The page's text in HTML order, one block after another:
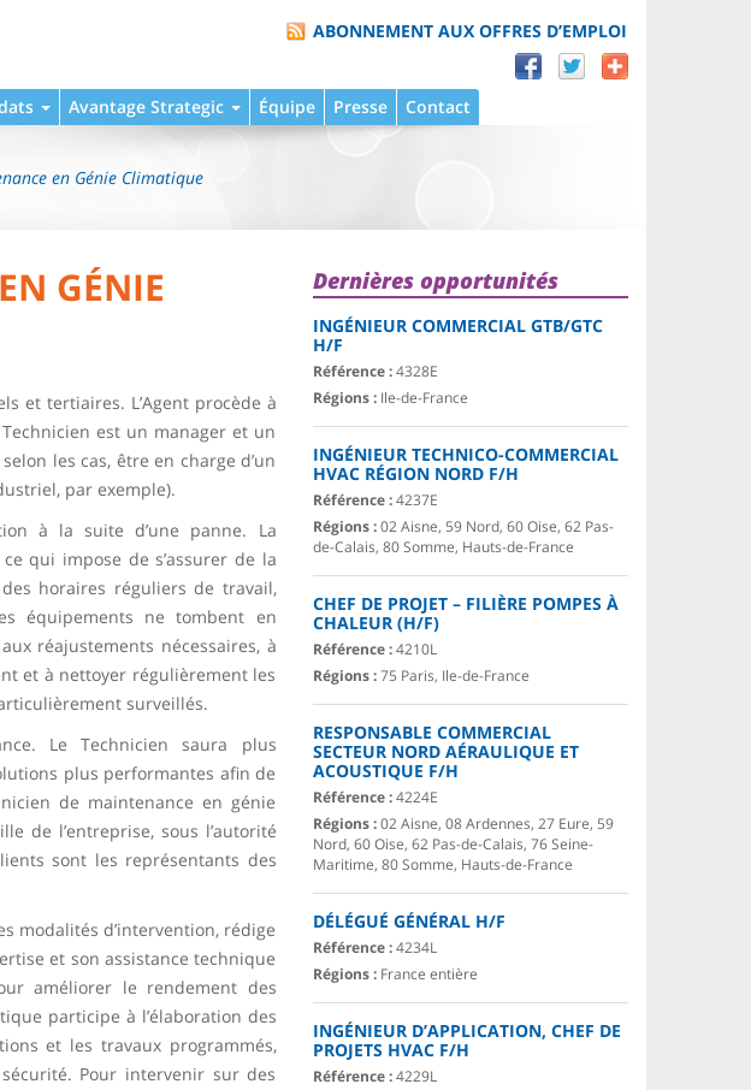
ABONNEMENT AUX OFFRES D’EMPLOI
Avantage Strategic Équipe Presse Contact
en Génie Climatique
GÉNIE
et tertiaires. L’Agent procède à
est un manager et un
les cas, être en charge d’un
par exemple).
à la suite d’une panne. La
qui impose de s’assurer de la
horaires réguliers de travail,
équipements ne tombent en
réajustements nécessaires, à
et à nettoyer régulièrement les
surveillés.
Le Technicien saura plus
plus performantes afin de
de maintenance en génie
de l’entreprise, sous l’autorité
sont les représentants des
modalités d’intervention, rédige
et son assistance technique
améliorer le rendement des
participe à l’élaboration des
et les travaux programmés,
Pour intervenir sur des
Dernières opportunités
INGÉNIEUR COMMERCIAL GTB/GTC
H/F
Référence :4328E
Régions :Ile-de-France
INGÉNIEUR TECHNICO-COMMERCIAL
HVAC RÉGION NORD F/H
Référence :4237E
Régions :02 Aisne, 59 Nord, 60 Oise, 62 Pas-
de-Calais, 80 Somme, Hauts-de-France
CHEF DE PROJET – FILIÈRE POMPES À
CHALEUR (H/F)
Référence :4210L
Régions :75 Paris, Ile-de-France
RESPONSABLE COMMERCIAL
SECTEUR NORD AÉRAULIQUE ET
ACOUSTIQUE F/H
Référence :4224E
Régions :02 Aisne, 08 Ardennes, 27 Eure, 59
Nord, 60 Oise, 62 Pas-de-Calais, 76 Seine-
Maritime, 80 Somme, Hauts-de-France
DÉLÉGUÉ GÉNÉRAL H/F
Référence :4234L
Régions :France entière
INGÉNIEUR D’APPLICATION, CHEF DE
PROJETS HVAC F/H
Référence :4229L